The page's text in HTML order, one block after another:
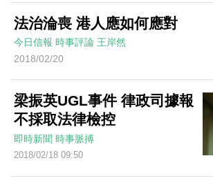
法治淪喪 港人應如何應對
今日信報 時事評論 王岸然
2018/02/20
梁振英UGL事件 律政司據報
不採取法律檢控
即時新聞 時事脈搏
2018/02/18 09:50